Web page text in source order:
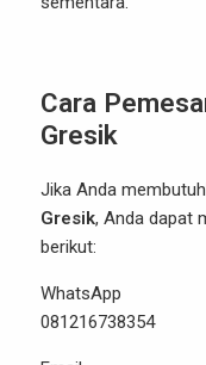
Cara
Gresik
Jika Anda
Gresik, Anda dapat
berikut:
WhatsApp
081216738354